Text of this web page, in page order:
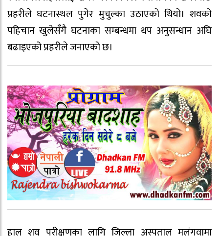
प्रहरीले घटनास्थल पुगेर मुचुल्का उठाएको थियो। शवको
पहिचान खुलेसँगै घटनाका सम्बन्धमा थप अनुसन्धान अघि
बढाइएको प्रहरीले जनाएको छ।